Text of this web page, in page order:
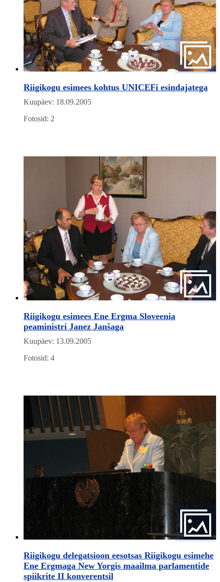
Riigikogu esimees kohtus UNICEFi esindajatega
Kuupäev: 18.09.2005
Fotosid: 2
Riigikogu esimees Ene Ergma Sloveenia
peaministri Janez Janšaga
Kuupäev: 13.09.2005
Fotosid: 4
Riigikogu delegatsioon eesotsas Riigikogu esimehe
Ene Ergmaga New Yorgis maailma parlamentide
spiikrite II konverentsil